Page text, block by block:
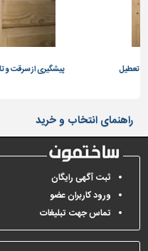
تعطیل پیشگیری از سرقت و
راهنمای انتخاب و خرید
ثبت آگهی رایگان
ورود کاربران عضو
تماس جهت تبلیغات